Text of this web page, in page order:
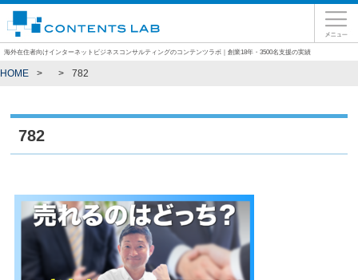
海外在住者向けインターネットビジネスコンサルティングのコンテンツラボ｜創業18年・3500名支援の実績
HOME 782
782